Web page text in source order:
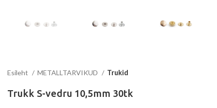
Esileht METALLTARVIKUD Trukid
Trukk S-vedru 10,5mm 30tk